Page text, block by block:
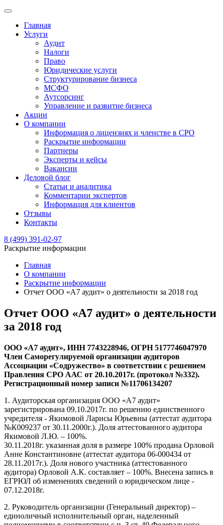
Главная
Услуги
Аудит
Налоги
Право
Юридические услуги
Структурирование бизнеса
МСФО
Аутсорсинг
Управление и развитие бизнеса
Акции
О компании
Информация о лицензиях и членстве в СРО
Раскрытие информации
Партнеры
Эксперты и кейсы
Вакансии
Деловой блог
Статьи и аналитика
Комментарии экспертов
Информация для клиентов
Отзывы
Контакты
8 (499) 391-02-97
Раскрытие информации
Главная
О компании
Раскрытие информации
Отчет ООО «А7 аудит» о деятельности за 2018 год
Отчет ООО «А7 аудит» о деятельности
за 2018 год
ООО «А7 аудит», ИНН 7743228946, ОГРН 5177746047970
Член Саморегулируемой организации аудиторов
Ассоциации «Содружество» в соответствии с решением
Правления СРО ААС от 20.10.2017г. (протокол №332).
Регистрационный номер записи №11706134207
1. Аудиторская организация ООО «А7 аудит»
зарегистрирована 09.10.2017г. по решению единственного
учредителя - Якимовой Ларисы Юрьевны (аттестат аудитора
№К009237 от 30.11.2000г.). Доля аттестованного аудитора
Якимовой Л.Ю. – 100%.
30.11.2018г. указанная доля в размере 100% продана Орловой
Анне Константиновне (аттестат аудитора 06-000434 от
28.11.2017г.). Доля нового участника (аттестованного
аудитора) Орловой А.К. составляет – 100%. Внесена запись в
ЕГРЮЛ об изменениях сведений о юридическом лице -
07.12.2018г.
2. Руководитель организации (Генеральный директор) –
единоличный исполнительный орган, наделенный